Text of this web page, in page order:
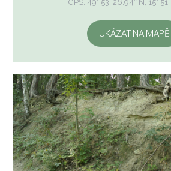
GPS: 49° 53′ 26.94″ N, 15°
UKÁZAT NA MAPĚ